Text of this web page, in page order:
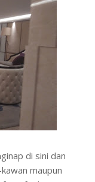
di sini dan
maupun